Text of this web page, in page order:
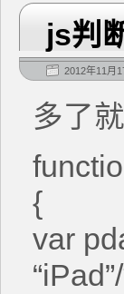
js判
2012年11月
多了
{
var